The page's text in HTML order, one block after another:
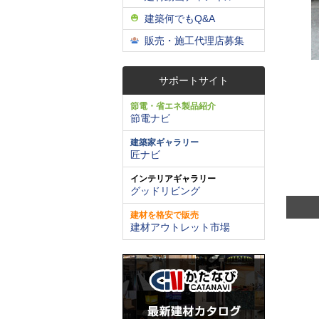
建築何でもQ&A
販売・施工代理店募集
サポートサイト
節電・省エネ製品紹介
節電ナビ
建築家ギャラリー
匠ナビ
インテリアギャラリー
グッドリビング
建材を格安で販売
建材アウトレット市場